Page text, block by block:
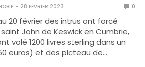
28 FÉVRIER 2023 0
20 février des intrus ont forcé
saint John de Keswick en Cumbrie,
volé 1200 livres sterling dans un
euros) et des plateau de…